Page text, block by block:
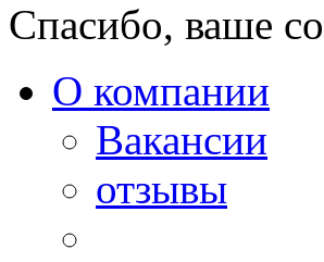
Спасибо, ваше
О компании
Вакансии
отзывы